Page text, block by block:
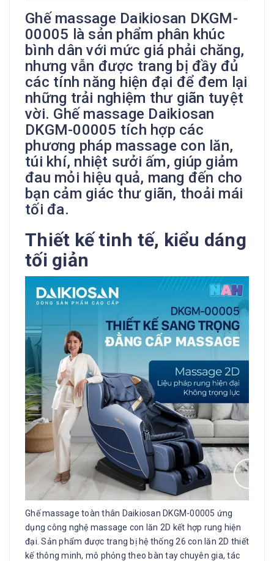
Ghế massage Daikiosan DKGM-
00005 là sản phẩm phân khúc
bình dân với mức giá phải chăng,
nhưng vẫn được trang bị đầy đủ
các tính năng hiện đại để đem lại
những trải nghiệm thư giãn tuyệt
vời. Ghế massage Daikiosan
DKGM-00005 tích hợp các
phương pháp massage con lăn,
túi khí, nhiệt sưởi ấm, giúp giảm
đau mỏi hiệu quả, mang đến cho
bạn cảm giác thư giãn, thoải mái
tối đa.
Thiết kế tinh tế, kiểu dáng
tối giản
Ghế massage toàn thân Daikiosan DKGM-00005 ứng
dụng công nghệ massage con lăn 2D kết hợp rung hiện
đại. Sản phẩm được trang bị hệ thống 26 con lăn 2D thiết
kế thông minh, mô phỏng theo bàn tay chuyên gia, tác